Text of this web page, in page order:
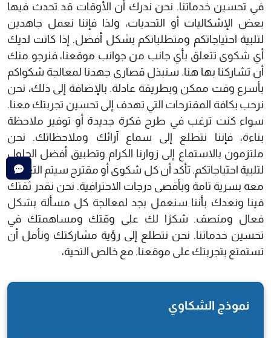
في تحسين خدماتنا. نحن ندرك أن الأوقات قد تحدث فيها
بعض الإشكاليات أو التحديات، ولذا فإننا نعمل جاهدين
لتلبية احتياجاتكم ومتطلباتكم بشكل أفضل. إذا كانت لديك
أي شكوى تتعلق بأي جانب من جوانب موقعنا، فنرجو منك
أن تشاركنا بها هنا. سنبذل قصارى جهدنا لمعالجة شكواكم
بأسرع وقت ممكن وبطريقة عادلة. بالإضافة إلى ذلك، نحن
نرحب بكافة المقترحات التي تهدف إلى تحسين تجربتك معنا.
سواء كنت ترغب في طرح فكرة جديدة أو توفير ملاحظة
بناءة، فإننا نتطلع إلى سماع آرائك وملاحظاتك. نحن
ملتزمون بالاستماع إلى زوارنا الكرام وتطبيق أفضل الحلول
لتلبية احتياجاتكم. تأكد أن كل شكوى أو مقترح سيتم التعامل
معه بسرية تامة وبأقصى درجات الاحترافية. نحن نقدر ثقتك
فينا ونعدك بأننا سنعمل بجد لمعالجة كل مسألة بشكل
فعال ومنصف. شكرًا لك على وقتك ومساهمتك في
تحسين خدماتنا. نحن نتطلع إلى رؤية مشاركتك ونأمل أن
تستمتع بتجربتك على موقعنا. مع خالص التحية،
نموذج الشكاوي